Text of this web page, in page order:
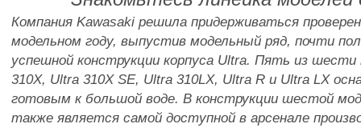
Компания Kawasaki решила придерживаться
модельном году, выпустив модельный ряд, почти
успешной конструкции корпуса Ultra. Пять из шести
310X, Ultra 310X SE, Ultra 310LX, Ultra R и Ultra LX
готовым к большой воде. В конструкции шестой
также является самой доступной в арсенале